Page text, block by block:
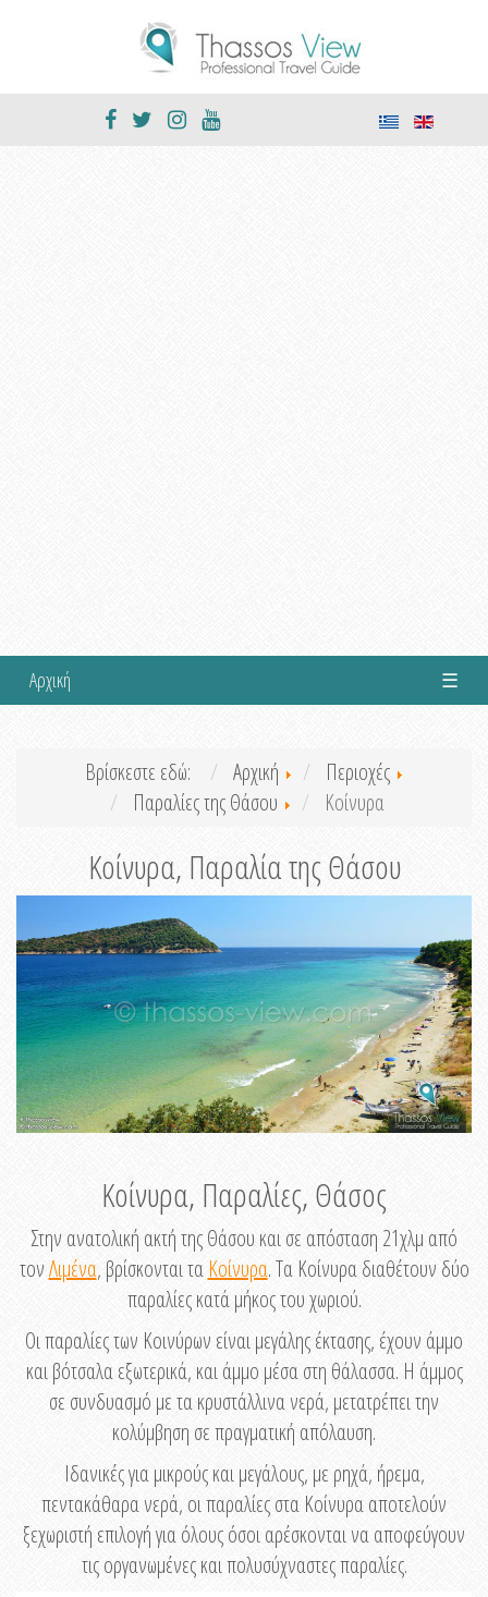
Αρχική ☰
Βρίσκεστε εδώ: Αρχική
Περιοχές
Παραλίες της Θάσου
Κοίνυρα
Κοίνυρα, Παραλία της Θάσου
Κοίνυρα, Παραλίες, Θάσος
Στην ανατολική ακτή της Θάσου και σε απόσταση 21χλμ από
τονΛιμένα, βρίσκονται τα Κοίνυρα. Τα Κοίνυρα διαθέτουν δύο
παραλίες κατά μήκος του χωριού.
Οι παραλίες των Κοινύρων είναι μεγάλης έκτασης, έχουν άμμο
και βότσαλα εξωτερικά, και άμμο μέσα στη θάλασσα. Η άμμος
σε συνδυασμό με τα κρυστάλλινα νερά, μετατρέπει την
κολύμβηση σε πραγματική απόλαυση.
Ιδανικές για μικρούς και μεγάλους, με ρηχά, ήρεμα,
πεντακάθαρα νερά, οι παραλίες στα Κοίνυρα αποτελούν
ξεχωριστή επιλογή για όλους όσοι αρέσκονται να αποφεύγουν
τις οργανωμένες και πολυσύχναστες παραλίες.